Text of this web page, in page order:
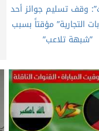
وقف تسليم جوائز أحد
التجارية” مؤقتاً بسبب
”شبهة تلاعب”